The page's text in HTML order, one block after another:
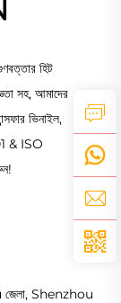
হিট
সহ, আমাদের
ভিনাইল,
& ISO
Shenzhou